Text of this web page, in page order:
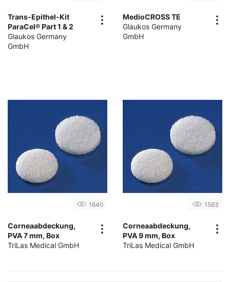
Trans-Epithel-Kit
ParaCel® Part 1 & 2
Glaukos Germany
GmbH
MedioCROSS TE
Glaukos Germany
GmbH
1640
Corneaabdeckung,
PVA 7 mm, Box
TriLas Medical GmbH
1563
Corneaabdeckung,
PVA 9 mm, Box
TriLas Medical GmbH